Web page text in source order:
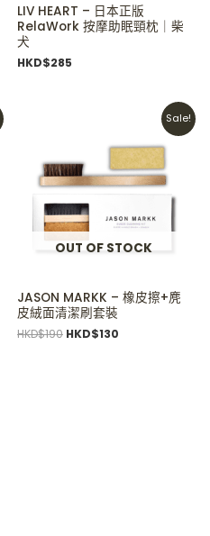
LIV HEART – 日本正版
RelaWork 按摩助眠頸枕｜柴
犬
HKD$285
Sale!
OUT OF STOCK
JASON MARKK – 橡皮擦+麂
皮絨面清潔刷套裝
HKD$190 HKD$130
Current
HKD$130.